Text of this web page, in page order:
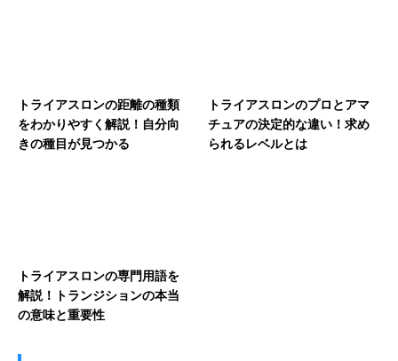
トライアスロンの距離の種類
をわかりやすく解説！自分向
きの種目が見つかる
トライアスロンのプロとアマ
チュアの決定的な違い！求め
られるレベルとは
トライアスロンの専門用語を
解説！トランジションの本当
の意味と重要性